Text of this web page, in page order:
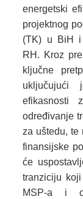
energetski
projektnog
(TK) u BiH i
RH. Kroz
ključne
uključujući
efikasnosti
određivanje
za uštedu, te
finansijske
će
tranziciju
MSP-a i